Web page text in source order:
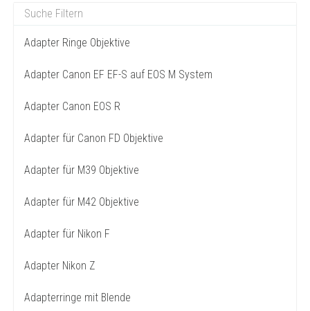
Adapter Ringe Objektive
Adapter Canon EF EF-S auf EOS M System
Adapter Canon EOS R
Adapter für Canon FD Objektive
Adapter für M39 Objektive
Adapter für M42 Objektive
Adapter für Nikon F
Adapter Nikon Z
Adapterringe mit Blende